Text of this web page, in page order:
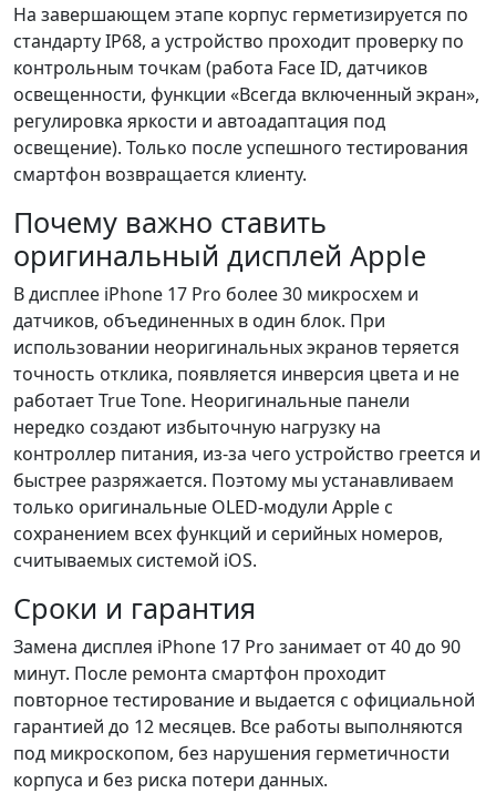
На завершающем этапе корпус герметизируется по
стандарту IP68, а устройство проходит проверку по
контрольным точкам (работа Face ID, датчиков
освещенности, функции «Всегда включенный экран»,
регулировка яркости и автоадаптация под
освещение). Только после успешного тестирования
смартфон возвращается клиенту.
Почему важно ставить
оригинальный дисплей Apple
В дисплее iPhone 17 Pro более 30 микросхем и
датчиков, объединенных в один блок. При
использовании неоригинальных экранов теряется
точность отклика, появляется инверсия цвета и не
работает True Tone. Неоригинальные панели
нередко создают избыточную нагрузку на
контроллер питания, из-за чего устройство греется и
быстрее разряжается. Поэтому мы устанавливаем
только оригинальные OLED-модули Apple с
сохранением всех функций и серийных номеров,
считываемых системой iOS.
Сроки и гарантия
Замена дисплея iPhone 17 Pro занимает от 40 до 90
минут. После ремонта смартфон проходит
повторное тестирование и выдается с официальной
гарантией до 12 месяцев. Все работы выполняются
под микроскопом, без нарушения герметичности
корпуса и без риска потери данных.